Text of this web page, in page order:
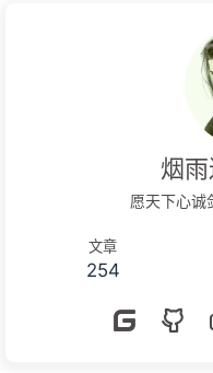
烟
愿天下心诚
文章
254